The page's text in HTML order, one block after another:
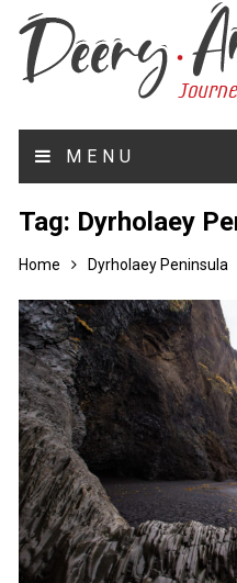
MENU
Tag: Dyrholaey
Home Dyrholaey Peninsula